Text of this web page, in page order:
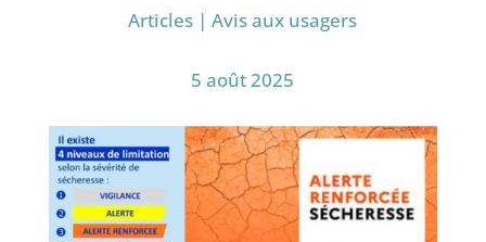
Articles |Avis aux usagers
5 août 2025